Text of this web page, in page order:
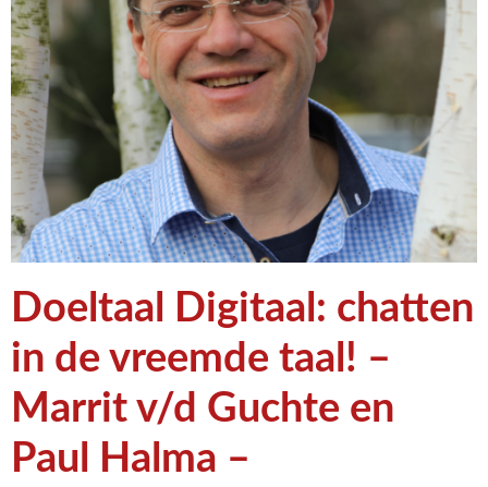
Doeltaal Digitaal: chatten
in de vreemde taal! –
Marrit v/d Guchte en
Paul Halma –